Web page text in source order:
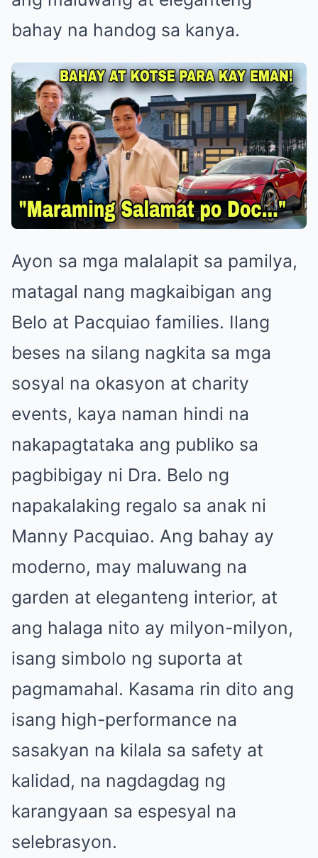
bahay na handog sa kanya.
Ayon sa mga malalapit sa pamilya,
matagal nang magkaibigan ang
Belo at Pacquiao families. Ilang
beses na silang nagkita sa mga
sosyal na okasyon at charity
events, kaya naman hindi na
nakapagtataka ang publiko sa
pagbibigay ni Dra. Belo ng
napakalaking regalo sa anak ni
Manny Pacquiao. Ang bahay ay
moderno, may maluwang na
garden at eleganteng interior, at
ang halaga nito ay milyon-milyon,
isang simbolo ng suporta at
pagmamahal. Kasama rin dito ang
isang high-performance na
sasakyan na kilala sa safety at
kalidad, na nagdagdag ng
karangyaan sa espesyal na
selebrasyon.